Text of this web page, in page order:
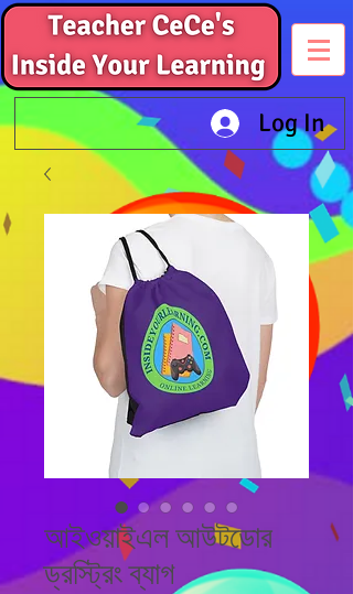
Log In
আইওয়াইএল আউটডোর
ড্রস্ট্রিং ব্যাগ